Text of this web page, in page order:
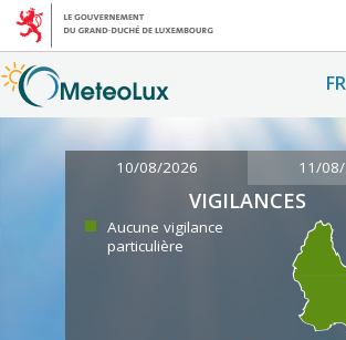
FR
10/08/2026 11/
VIGILANCES
Aucune vigilance
particulière